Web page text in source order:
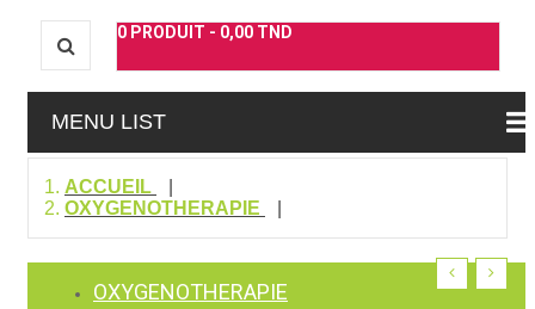
0 PRODUIT - 0,00 TND
MENU LIST
ACCUEIL
OXYGENOTHERAPIE
OXYGENOTHERAPIE